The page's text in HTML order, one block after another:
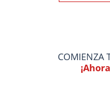
COMIENZA